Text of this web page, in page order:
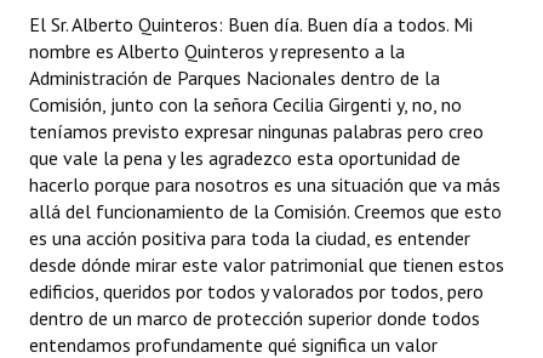
El Sr. Alberto Quinteros: Buen día. Buen día a todos. Mi
nombre es Alberto Quinteros y represento a la
Administración de Parques Nacionales dentro de la
Comisión, junto con la señora Cecilia Girgenti y, no, no
teníamos previsto expresar ningunas palabras pero creo
que vale la pena y les agradezco esta oportunidad de
hacerlo porque para nosotros es una situación que va más
allá del funcionamiento de la Comisión. Creemos que esto
es una acción positiva para toda la ciudad, es entender
desde dónde mirar este valor patrimonial que tienen estos
edificios, queridos por todos y valorados por todos, pero
dentro de un marco de protección superior donde todos
entendamos profundamente qué significa un valor